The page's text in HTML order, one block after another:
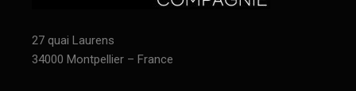
27 quai Laurens
34000 Montpellier – France